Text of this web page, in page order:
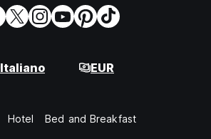
Italiano EUR
Hotel Bed and Breakfast